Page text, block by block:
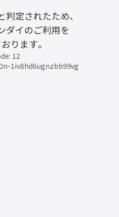
定されたため、
ダイのご利用を
ります。
12
1iv8hd6ugnzbb99vg